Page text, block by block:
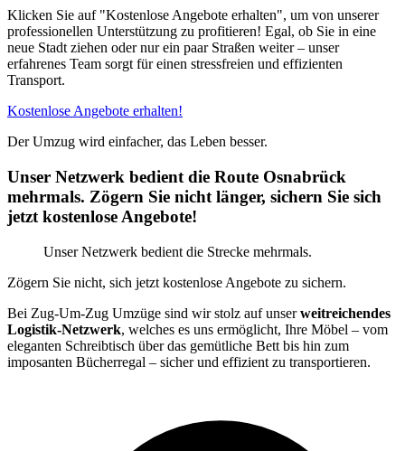
Klicken Sie auf "Kostenlose Angebote erhalten", um von unserer
professionellen Unterstützung zu profitieren! Egal, ob Sie in eine
neue Stadt ziehen oder nur ein paar Straßen weiter – unser
erfahrenes Team sorgt für einen stressfreien und effizienten
Transport.
Kostenlose Angebote erhalten!
Der Umzug wird einfacher, das Leben besser.
Unser Netzwerk bedient die Route Osnabrück
mehrmals. Zögern Sie nicht länger, sichern Sie sich
jetzt kostenlose Angebote!
Unser Netzwerk bedient die Strecke mehrmals.
Zögern Sie nicht, sich jetzt kostenlose Angebote zu sichern.
Bei Zug-Um-Zug Umzüge sind wir stolz auf unserweitreichendes
Logistik-Netzwerk, welches es uns ermöglicht, Ihre Möbel – vom
eleganten Schreibtisch über das gemütliche Bett bis hin zum
imposanten Bücherregal – sicher und effizient zu transportieren.